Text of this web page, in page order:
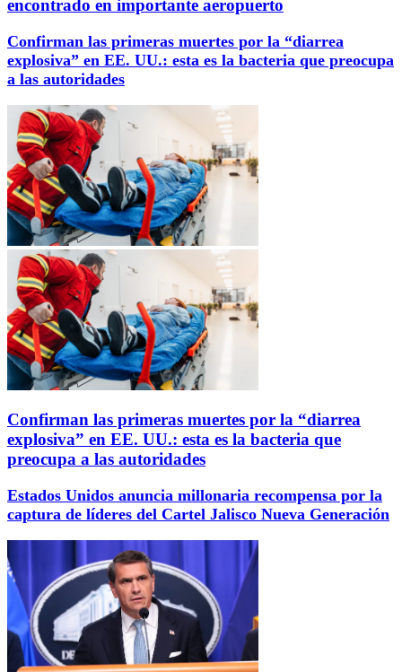
encontrado en importante aeropuerto
Confirman las primeras muertes por la “diarrea
explosiva” en EE. UU.: esta es la bacteria que preocupa
a las autoridades
Confirman las primeras muertes por la “diarrea
explosiva” en EE. UU.: esta es la bacteria que
preocupa a las autoridades
Estados Unidos anuncia millonaria recompensa por la
captura de líderes del Cartel Jalisco Nueva Generación